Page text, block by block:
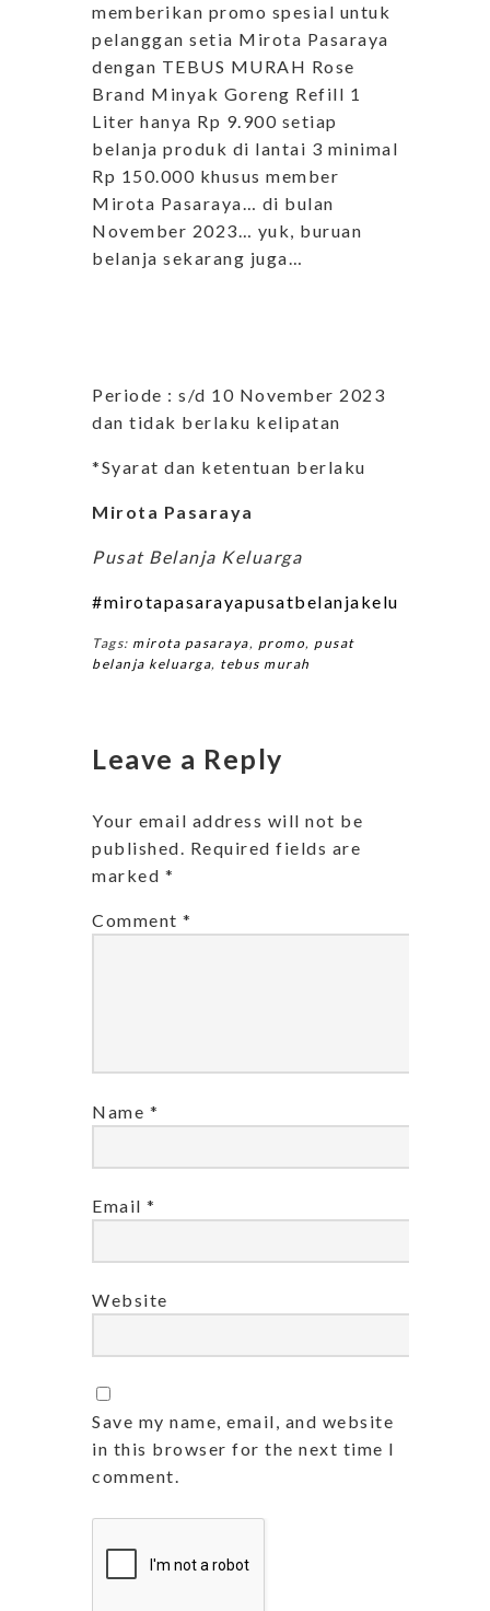
memberikan promo spesial untuk
pelanggan setia Mirota Pasaraya
dengan TEBUS MURAH Rose
Brand Minyak Goreng Refill 1
Liter hanya Rp 9.900 setiap
belanja produk di lantai 3 minimal
Rp 150.000 khusus member
Mirota Pasaraya… di bulan
November 2023… yuk, buruan
belanja sekarang juga…
Periode : s/d 10 November 2023
dan tidak berlaku kelipatan
*Syarat dan ketentuan berlaku
Mirota Pasaraya
Pusat Belanja Keluarga
#mirotapasarayapusatbelanjakeluarga
Tags: mirota pasaraya, promo, pusat
belanja keluarga, tebus murah
Leave a Reply
Your email address will not be
published. Required fields are
marked *
Comment *
Name *
Email *
Website
Save my name, email, and website
in this browser for the next time I
comment.